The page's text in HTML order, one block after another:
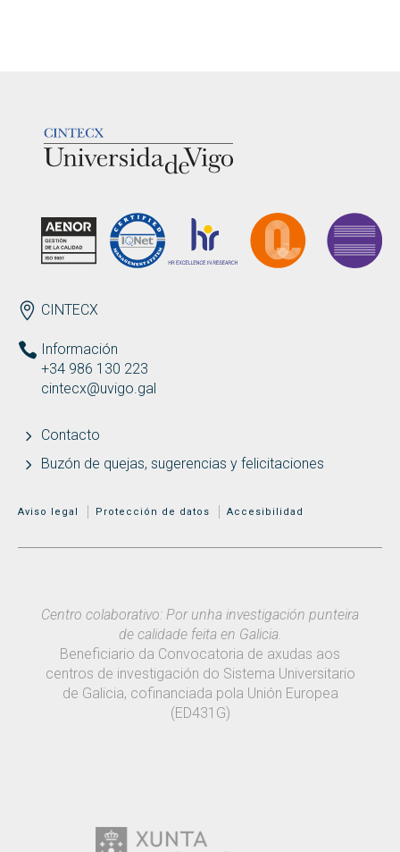
ENDEREZO ES
CINTECX
Información
+34 986 130 223
cintecx@uvigo.gal
Contacto
Buzón de quejas, sugerencias y felicitaciones
MENÚ ADICIONAL
Aviso legal Protección de datos Accesibilidad
Centro colaborativo: Por unha investigación punteira
de calidade feita en Galicia.
Beneficiario da Convocatoria de axudas aos
centros de investigación do Sistema Universitario
de Galicia, cofinanciada pola Unión Europea
(ED431G)